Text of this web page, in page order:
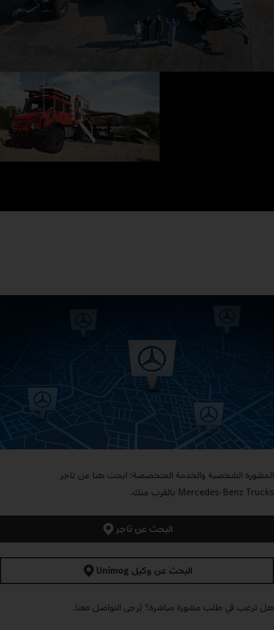
المشورة الشخصية والخدمة المتخصصة: ابحث هنا عن تاجر
Mercedes‑Benz Trucks بالقرب منك.
البحث عن تاجر
البحث عن وكيل Unimog
هل ترغب في طلب مشورة مباشرة؟ يُرجى التواصل معنا.